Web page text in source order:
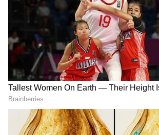
Image Credit : Asianet News
ఫ్రిజ్ ఎక్కడ పెడుతున్నారు.
చాలా మంది ఇంట్లో సరిగ్గా స్థలం లేదని…
ఫ్రిజ్ పెడతూ ఉంటారు. ఫ్రిజ్ ని గోడకు
వెనక కండెన్సర్ కాయలిల్స్ నుండి వేడి
దీని వల్ల ఫ్రిజ్ వేడేక్కి, కూలింగ్
తగ్గుతుంది. దీని కారణంగా.. పవర్
అవకాశం ఉంటుంది. చివరకు కరెంటు
పెరగడానికి కారణం అవుతుంది.